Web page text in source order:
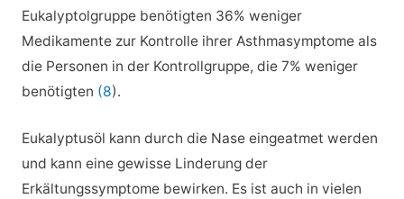
Eukalyptolgruppe benötigten 36% weniger
Medikamente zur Kontrolle ihrer Asthmasymptome als
die Personen in der Kontrollgruppe, die 7% weniger
benötigten (8).
Eukalyptusöl kann durch die Nase eingeatmet werden
und kann eine gewisse Linderung der
Erkältungssymptome bewirken. Es ist auch in vielen